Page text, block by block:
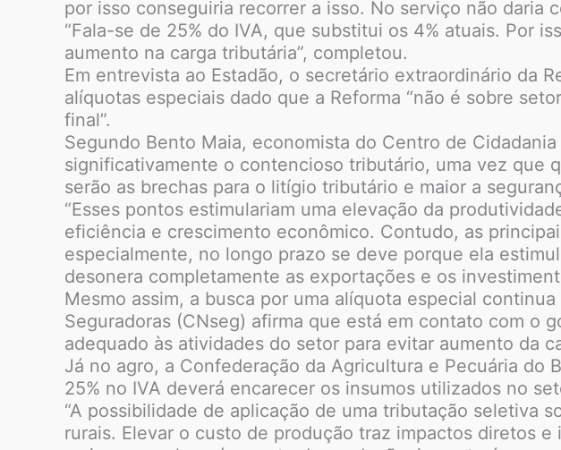
por isso conseguiria recorrer a isso. No serviço não daria
“Fala-se de 25% do IVA, que substitui os 4% atuais. Por
aumento na carga tributária”, completou.
Em entrevista ao Estadão, o secretário extraordinário da
alíquotas especiais dado que a Reforma “não é sobre
final”.
Segundo Bento Maia, economista do Centro de
significativamente o contencioso tributário, uma vez que
serão as brechas para o litígio tributário e maior a
“Esses pontos estimulariam uma elevação da
eficiência e crescimento econômico. Contudo, as
especialmente, no longo prazo se deve porque ela
desonera completamente as exportações e os
Mesmo assim, a busca por uma alíquota especial
Seguradoras (CNseg) afirma que está em contato com o
adequado às atividades do setor para evitar aumento da
Já no agro, a Confederação da Agricultura e Pecuária do
25% no IVA deverá encarecer os insumos utilizados no
“A possibilidade de aplicação de uma tributação seletiva
rurais. Elevar o custo de produção traz impactos diretos